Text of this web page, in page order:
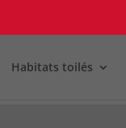
Habitats toilés